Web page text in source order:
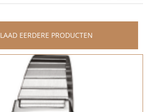
LAAD EERDERE PRODUCTEN